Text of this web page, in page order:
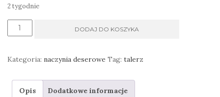
2 tygodnie
ilość
zielona
łąka,
DODAJ DO KOSZYKA
Kategoria: naczynia deserowe Tag: talerz
Opis Dodatkowe informacje